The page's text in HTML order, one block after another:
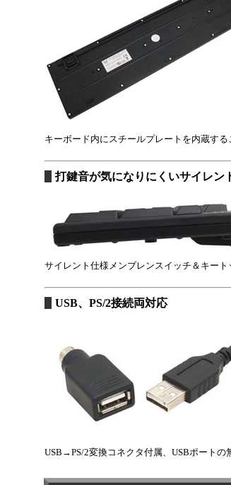
キーボード内にスチールプレートを内蔵す
打鍵音が気になりにくいサイレン
サイレント仕様メンブレンスイッチ＆キー
USB、PS/2接続両対応
USB→PS/2変換コネクタ付属、USBポートの